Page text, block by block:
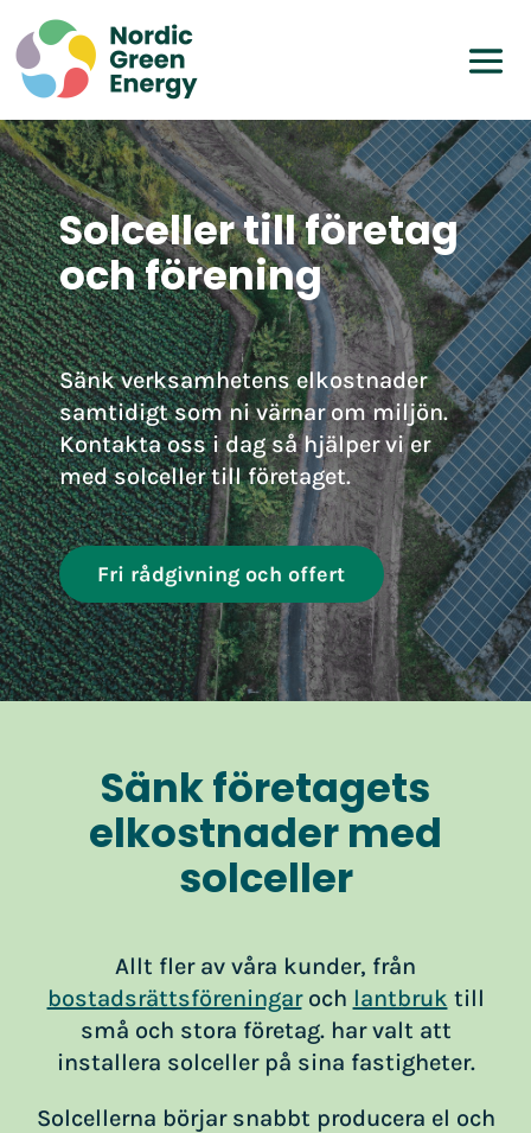
Solceller till företag
och förening
Sänk verksamhetens elkostnader
samtidigt som ni värnar om miljön.
Kontakta oss i dag så hjälper vi er
med solceller till företaget.
Fri rådgivning och offert
Sänk företagets
elkostnader med
solceller
Allt fler av våra kunder, från
bostadsrättsföreningaroch lantbruk till
små och stora företag. har valt att
installera solceller på sina fastigheter.
Solcellerna börjar snabbt producera el och